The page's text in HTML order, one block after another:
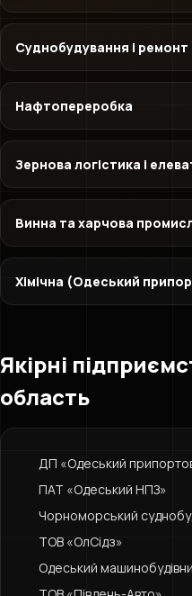
Суднобудування і ремонт
Нафтопереробка
Зернова логістика і
Винна та харчова
Хімічна (Одеський
Якірні
область
ДП «Одеський
ПАТ «Одеський НПЗ»
Чорноморський
ТОВ «ОлСідз»
Одеський